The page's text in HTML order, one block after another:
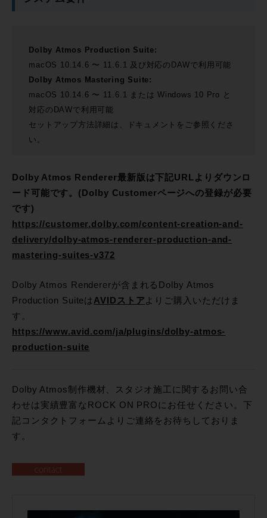
Dolby Atmos Production Suite:
macOS 10.14.6 〜 11.6.1 及び対応のDAWで利用可能
Dolby Atmos Mastering Suite:
macOS 10.14.6 〜 11.6.1 または Windows 10 Pro と
対応のDAWで利用可能
セットアップ方法詳細は、ドキュメントをご参照くださ
い。
Dolby Atmos Renderer最新版は下記URLよりダウンロ
ード可能です。(Dolby Customerページへの登録が必要
です)
https://customer.dolby.com/content-creation-and-
delivery/dolby-atmos-renderer-production-and-
mastering-suites-v372
Dolby Atmos Rendererが含まれるDolby Atmos
Production SuiteはAVIDストア よりご購入いただけま
す。
https://www.avid.com/ja/plugins/dolby-atmos-
production-suite
Dolby Atmos制作機材、スタジオ施工に関するお問い合
わせは実績豊富なROCK ON PROにお任せください。下
記コンタクトフォームよりご連絡をお待ちしておりま
す。